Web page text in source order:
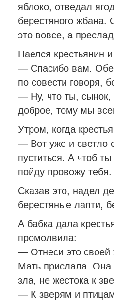
яблоко, отведал
берестяного жбана.
это вовсе, а
Наелся крестьянин
— Спасибо вам.
по совести говоря,
— Ну, что ты,
доброе, тому мы
Утром, когда
— Вот уже и светло
пуститься. А чтоб
пойду провожу тебя.
Сказав это, надел
берестяные лапти,
А бабка дала
промолвила:
— Отнеси это своей
Мать прислала. Она
зла, не жестока к
— К зверям и